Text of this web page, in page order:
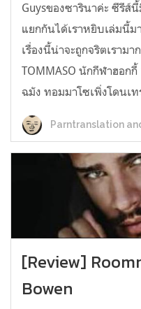
Guysของซารินาค่ะ ซีรีส์
แยกกันได้เราหยิบเล่มนี้ม
เรื่องนี้น่าจะถูกจริตเรามา
TOMMASO นักกีฬาฮอก
ฉมัง ทอมมาโซเพิ่งโดนเท
Parntranslation
[Review]
Bowen